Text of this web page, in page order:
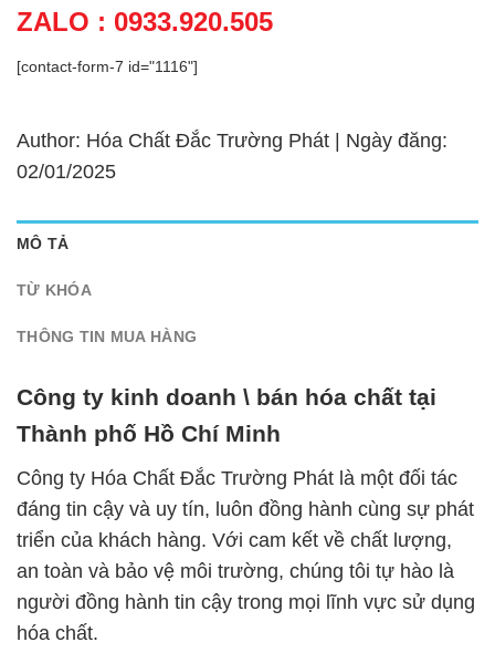
ZALO : 0933.920.505
[contact-form-7 id="1116"]
Author: Hóa Chất Đắc Trường Phát | Ngày đăng:
02/01/2025
MÔ TẢ
TỪ KHÓA
THÔNG TIN MUA HÀNG
Công ty kinh doanh \ bán hóa chất tại
Thành phố Hồ Chí Minh
Công ty Hóa Chất Đắc Trường Phát là một đối tác
đáng tin cậy và uy tín, luôn đồng hành cùng sự phát
triển của khách hàng. Với cam kết về chất lượng,
an toàn và bảo vệ môi trường, chúng tôi tự hào là
người đồng hành tin cậy trong mọi lĩnh vực sử dụng
hóa chất.